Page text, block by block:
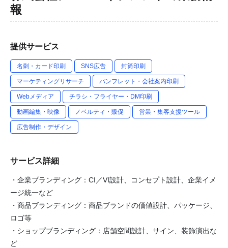
報
提供サービス
名刺・カード印刷 SNS広告 封筒印刷
マーケティングリサーチ パンフレット・会社案内印刷
Webメディア チラシ・フライヤー・DM印刷
動画編集・映像 ノベルティ・販促 営業・集客支援ツール
広告制作・デザイン
サービス詳細
・企業ブランディング：CI／VI設計、コンセプト設計、企業イメ
ージ統一など
・商品ブランディング：商品ブランドの価値設計、パッケージ、
ロゴ等
・ショップブランディング：店舗空間設計、サイン、装飾演出な
ど